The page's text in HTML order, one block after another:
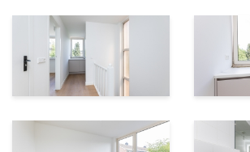
Buitenruimte en groen in de buurt
Aan de achterzijde van het pand
gezamenlijke tuin waar je onder
stallen. Daarnaast wandel je binnen
naar het Zwarte Water, waar je kunt
groen, water en